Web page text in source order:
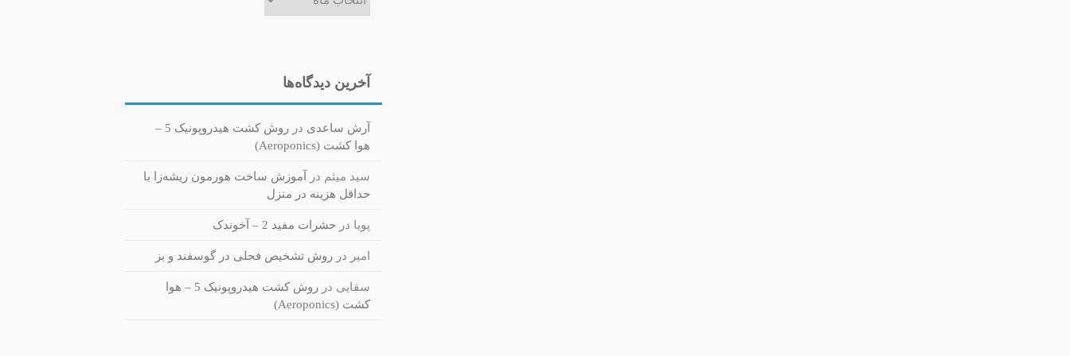
آخرین دیدگاه‌ها
آرش ساعدی در
روش کشت هیدروپونیک 5 –
هوا کشت (Aeroponics)
سید میثم در
آموزش ساخت هورمون ریشه‌زا با
حداقل هزینه در منزل
پویا در حشرات مفید 2 – آخوندک
امیر در روش تشخیص فحلی در گوسفند و بز
سقایی در
روش کشت هیدروپونیک 5 – هوا
کشت (Aeroponics)